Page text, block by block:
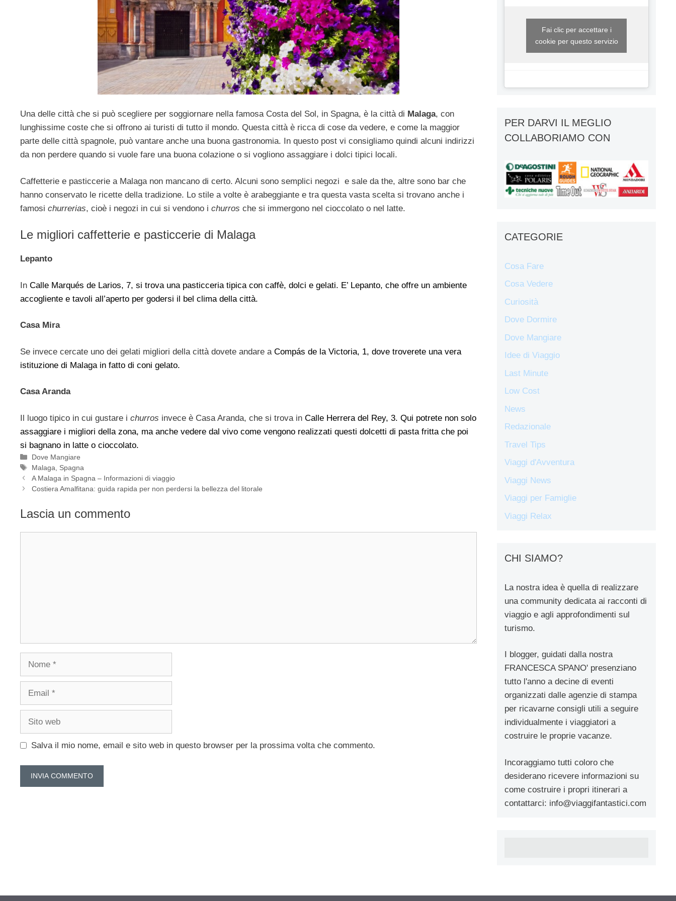
Una delle città che si può scegliere per soggiornare nella famosa Costa del Sol, in Spagna, è la città di Malaga, con
lunghissime coste che si offrono ai turisti di tutto il mondo. Questa città è ricca di cose da vedere, e come la maggior
parte delle città spagnole, può vantare anche una buona gastronomia. In questo post vi consigliamo quindi alcuni indirizzi
da non perdere quando si vuole fare una buona colazione o si vogliono assaggiare i dolci tipici locali.
Caffetterie e pasticcerie a Malaga non mancano di certo. Alcuni sono semplici negozi e sale da the, altre sono bar che
hanno conservato le ricette della tradizione. Lo stile a volte è arabeggiante e tra questa vasta scelta si trovano anche i
famosi churrerias, cioè i negozi in cui si vendono i churros che si immergono nel cioccolato o nel latte.
Le migliori caffetterie e pasticcerie di Malaga
Lepanto
In Calle Marqués de Larios, 7, si trova una pasticceria tipica con caffè, dolci e gelati. E’ Lepanto, che offre un ambiente
accogliente e tavoli all’aperto per godersi il bel clima della città.
Casa Mira
Se invece cercate uno dei gelati migliori della città dovete andare a Compás de la Victoria, 1, dove troverete una vera
istituzione di Malaga in fatto di coni gelato.
Casa Aranda
Il luogo tipico in cui gustare i churros invece è Casa Aranda, che si trova in Calle Herrera del Rey, 3. Qui potrete non solo
assaggiare i migliori della zona, ma anche vedere dal vivo come vengono realizzati questi dolcetti di pasta fritta che poi
si bagnano in latte o cioccolato.
Categorie
Dove Mangiare
Tag
Malaga
Spagna
A Malaga in Spagna – Informazioni di viaggio
Costiera Amalfitana: guida rapida per non perdersi la bellezza del litorale
Lascia un commento
Nome
Email
Sito
Salva il mio nome, email e sito web in questo browser per la prossima volta che commento.
Fai clic per accettare i
cookie per questo servizio
PER DARVI IL MEGLIO
COLLABORIAMO CON
CATEGORIE
Cosa Fare
Cosa Vedere
Curiosità
Dove Dormire
Dove Mangiare
Idee di Viaggio
Last Minute
Low Cost
News
Redazionale
Travel Tips
Viaggi d'Avventura
Viaggi News
Viaggi per Famiglie
Viaggi Relax
CHI SIAMO?
La nostra idea è quella di realizzare
una community dedicata ai racconti di
viaggio e agli approfondimenti sul
turismo.
I blogger, guidati dalla nostra
FRANCESCA SPANO' presenziano
tutto l'anno a decine di eventi
organizzati dalle agenzie di stampa
per ricavarne consigli utili a seguire
individualmente i viaggiatori a
costruire le proprie vacanze.
Incoraggiamo tutti coloro che
desiderano ricevere informazioni su
come costruire i propri itinerari a
contattarci: info@viaggifantastici.com